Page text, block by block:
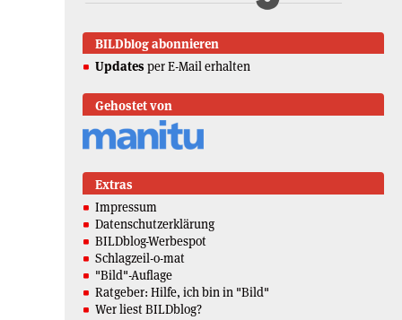
BILDblog abonnieren
Updates per E-Mail erhalten
Gehostet von
Extras
Impressum
Datenschutzerklärung
BILDblog-Werbespot
Schlagzeil-o-mat
"Bild"-Auflage
Ratgeber: Hilfe, ich bin in "Bild"
Wer liest BILDblog?